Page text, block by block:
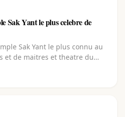
Sak Yant le plus celebre de
Sak Yant le plus connu au
et de maitres et theatre du
sacre. Decouvre ce que